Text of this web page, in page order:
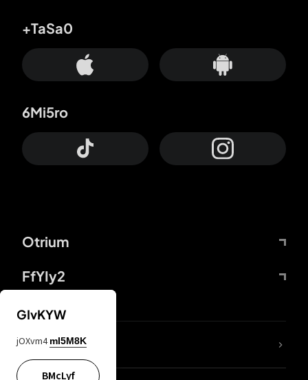
Otrium
FfYIy2
+TaSa0
6Mi5ro
DDcvSo
GIvKYW
jOXvm4 mI5M8K
BMcLyf